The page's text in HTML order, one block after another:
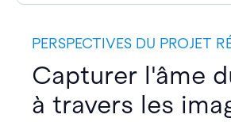
PERSPECTIVES DU PROJET
Capturer l'âme
à travers les